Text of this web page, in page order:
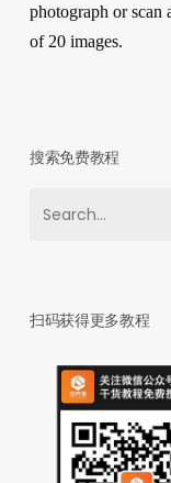
photograph or scan
of 20 images.
搜索免费教程
扫码获得更多教程